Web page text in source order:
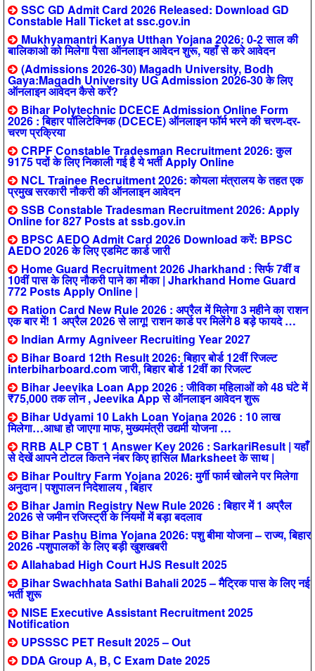
SSC GD Admit Card 2026 Released: Download GD
Constable Hall Ticket at ssc.gov.in
Mukhyamantri Kanya Utthan Yojana 2026: 0-2 साल की
बालिकाओ को मिलेगा पैसा ऑनलाइन आवेदन शुरू, यहाँ से करे आवेदन
(Admissions 2026-30) Magadh University, Bodh
Gaya:Magadh University UG Admission 2026-30 के लिए
ऑनलाइन आवेदन कैसे करें?
Bihar Polytechnic DCECE Admission Online Form
2026 : बिहार पॉलिटेक्निक (DCECE) ऑनलाइन फॉर्म भरने की चरण-दर-
चरण प्रक्रिया
CRPF Constable Tradesman Recruitment 2026: कुल
9175 पदों के लिए निकाली गई है ये भर्ती Apply Online
NCL Trainee Recruitment 2026: कोयला मंत्रालय के तहत एक
प्रमुख सरकारी नौकरी की ऑनलाइन आवेदन
SSB Constable Tradesman Recruitment 2026: Apply
Online for 827 Posts at ssb.gov.in
BPSC AEDO Admit Card 2026 Download करें: BPSC
AEDO 2026 के लिए एडमिट कार्ड जारी
Home Guard Recruitment 2026 Jharkhand : सिर्फ 7वीं व
10वीं पास के लिए नौकरी पाने का मौका | Jharkhand Home Guard
772 Posts Apply Online |
Ration Card New Rule 2026 : अप्रैल में मिलेगा 3 महीने का राशन
एक बार में! 1 अप्रैल 2026 से लागू! राशन कार्ड पर मिलेंगे 8 बड़े फायदे …
Indian Army Agniveer Recruiting Year 2027
Bihar Board 12th Result 2026: बिहार बोर्ड 12वीं रिजल्ट
interbiharboard.com जारी, बिहार बोर्ड 12वीं का रिजल्ट
Bihar Jeevika Loan App 2026 : जीविका महिलाओं को 48 घंटे में
₹75,000 तक लोन , Jeevika App से ऑनलाइन आवेदन शुरू
Bihar Udyami 10 Lakh Loan Yojana 2026 : 10 लाख
मिलेगा…आधा हो जाएगा माफ, मुख्यमंत्री उद्यमी योजना …
RRB ALP CBT 1 Answer Key 2026 : SarkariResult | यहाँ
से देखें आपने टोटल कितने नंबर किए हासिल Marksheet के साथ |
Bihar Poultry Farm Yojana 2026: मुर्गी फार्म खोलने पर मिलेगा
अनुदान | पशुपालन निदेशालय , बिहार
Bihar Jamin Registry New Rule 2026 : बिहार में 1 अप्रैल
2026 से जमीन रजिस्ट्री के नियमों में बड़ा बदलाव
Bihar Pashu Bima Yojana 2026: पशु बीमा योजना – राज्य, बिहार
2026 -पशुपालकों के लिए बड़ी खुशखबरी
Allahabad High Court HJS Result 2025
Bihar Swachhata Sathi Bahali 2025 – मैट्रिक पास के लिए नई
भर्ती शुरू
NISE Executive Assistant Recruitment 2025
Notification
UPSSSC PET Result 2025 – Out
DDA Group A, B, C Exam Date 2025